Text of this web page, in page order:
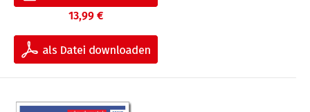
13,99 €